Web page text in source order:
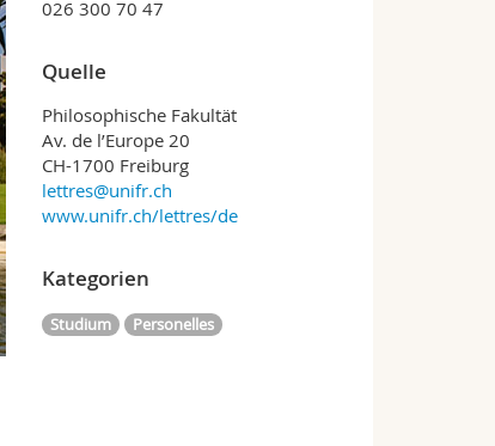
026 300 70 47
Quelle
Philosophische Fakultät
Av. de l’Europe 20
CH-1700 Freiburg
lettres@unifr.ch
www.unifr.ch/lettres/de
Kategorien
Studium Personelles